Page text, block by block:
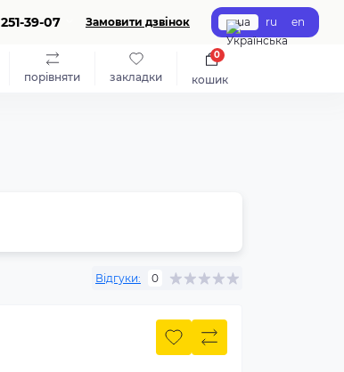
39-07 Замовити дзвінок ua ru en
порівняти закладки кошик
0
Відгуки: 0